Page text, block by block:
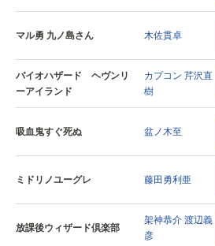
マル勇 九ノ島さん 木佐貫卓
バイオハザード ヘヴンリ
ーアイランド
カプコン 芹沢直
樹
吸血鬼すぐ死ぬ 盆ノ木至
ミドリノユーグレ 藤田勇利亜
放課後ウィザード倶楽部
架神恭介渡辺義
彦